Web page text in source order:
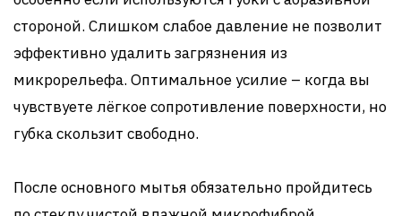
стороной. Слишком слабое давление не позволит
эффективно удалить загрязнения из
микрорельефа. Оптимальное усилие – когда вы
чувствуете лёгкое сопротивление поверхности, но
губка скользит свободно.
После основного мытья обязательно пройдитесь